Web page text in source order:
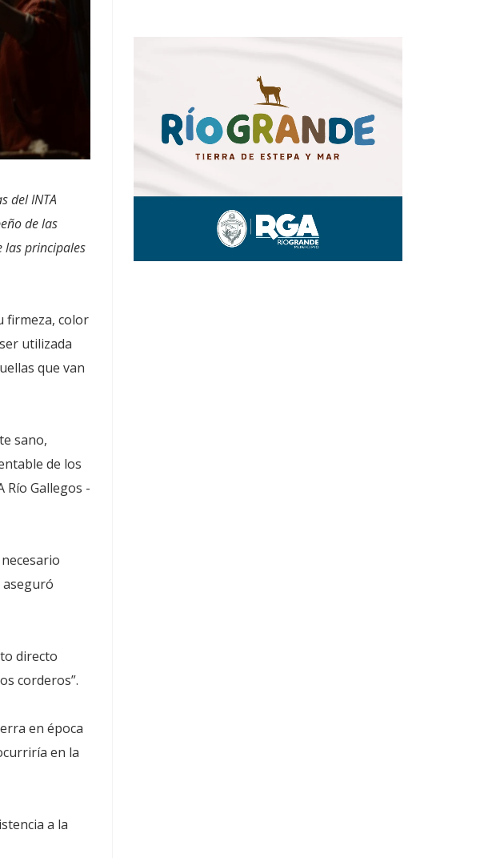
del INTA
de las
las principales
firmeza, color
utilizada
que van
sano,
de los
Río Gallegos -
aseguró
directo
corderos”.
en época
en la
a la